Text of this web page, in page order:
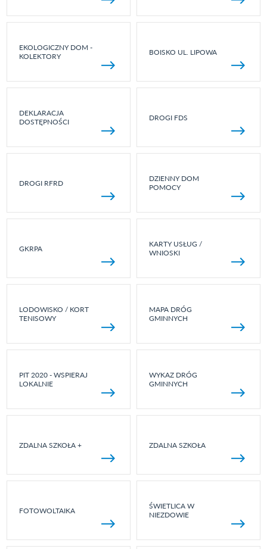
EKOLOGICZNY DOM -
KOLEKTORY
BOISKO UL. LIPOWA
DEKLARACJA
DOSTĘPNOŚCI
DROGI FDS
DROGI RFRD
DZIENNY DOM
POMOCY
GKRPA
KARTY USŁUG /
WNIOSKI
LODOWISKO / KORT
TENISOWY
MAPA DRÓG
GMINNYCH
PIT 2020 - WSPIERAJ
LOKALNIE
WYKAZ DRÓG
GMINNYCH
ZDALNA SZKOŁA + ZDALNA SZKOŁA
FOTOWOLTAIKA
ŚWIETLICA W
NIEZDOWIE